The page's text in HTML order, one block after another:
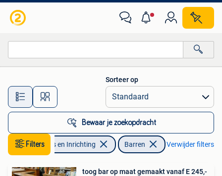
Alle afstanden…
Sorteer op
Bewaar je zoekopdracht
FiltersHuis en Inrichting Barren Verwijder filters
toog bar op maat gemaakt vanaf E 245,-